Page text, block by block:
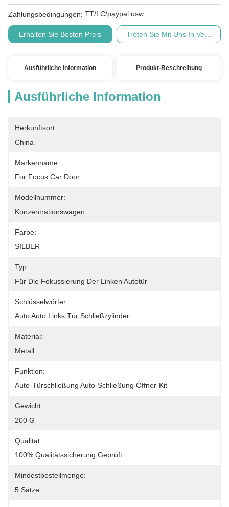
Zahlungsbedingungen: TT/LC/paypal usw.
Erhalten Sie Besten Preis Treten Sie Mit Uns In
Ausführliche Information Produkt-Beschreibung
Ausführliche Information
Herkunftsort:
China
Markenname:
For Focus Car Door
Modellnummer:
Konzentrationswagen
Farbe:
SILBER
Typ:
Für Die Fokussierung Der Linken Autotür
Schlüsselwörter:
Auto Auto Links Tür Schließzylinder
Material:
Metall
Funktion:
Auto-Türschließung Auto-Schließung Öffner-Kit
Gewicht:
200 G
Qualität:
100% Qualitätssicherung Geprüft
Mindestbestellmenge:
5 Sätze